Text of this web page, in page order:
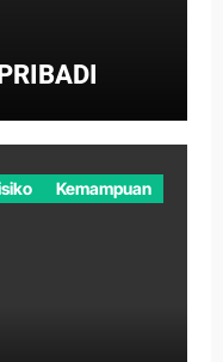
Kemampuan